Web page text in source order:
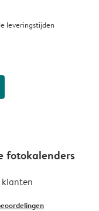
leveringstijden
fotokalenders